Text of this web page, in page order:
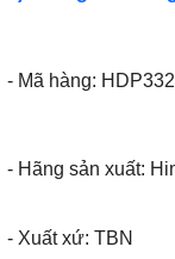
- Mã hàng:
- Hãng sản xuất:
- Xuất xứ: TBN